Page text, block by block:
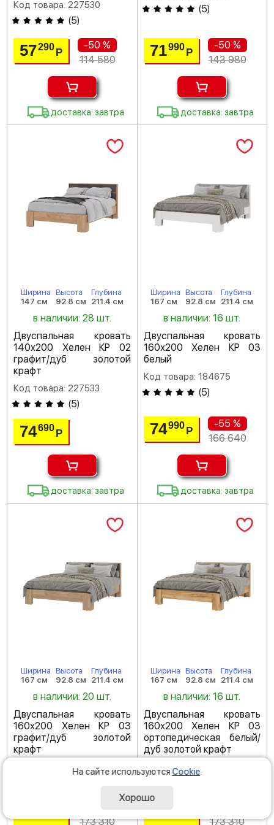
Код товара: 227530
(5)
57290Р
-50 %
114 580
доставка: завтра
(5)
71990 Р
-50 %
143 980
доставка: завтра
Ширина
147 см
Высота
92.8 см
Глубина
211.4 см
в наличии: 28 шт.
Двуспальная кровать
140х200 Хелен КР 02
графит/дуб золотой
крафт
Код товара: 227533
(5)
74690Р
доставка: завтра
Ширина
167 см
Высота
92.8 см
Глубина
211.4 см
в наличии: 16 шт.
Двуспальная кровать
160х200 Хелен КР 03
белый
Код товара: 184675
(5)
74990 Р
-55 %
166 640
доставка: завтра
Ширина
167 см
Высота
92.8 см
Глубина
211.4 см
в наличии: 20 шт.
Двуспальная кровать
160х200 Хелен КР 03
графит/дуб золотой
крафт
Код товара: 227536
173 310
Ширина
167 см
Высота
92.8 см
Глубина
211.4 см
в наличии: 16 шт.
Двуспальная кровать
160х200 Хелен КР 03
ортопедическая белый/
дуб золотой крафт
Код товара: 182568
173 310
На сайте используются Cookie
Хорошо